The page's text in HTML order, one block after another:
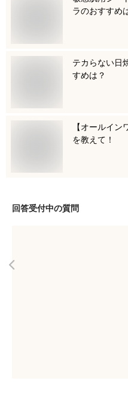
ラのおすすめ
テカらない日
すめは？
【オールイ
を教えて！
回答受付中の質問